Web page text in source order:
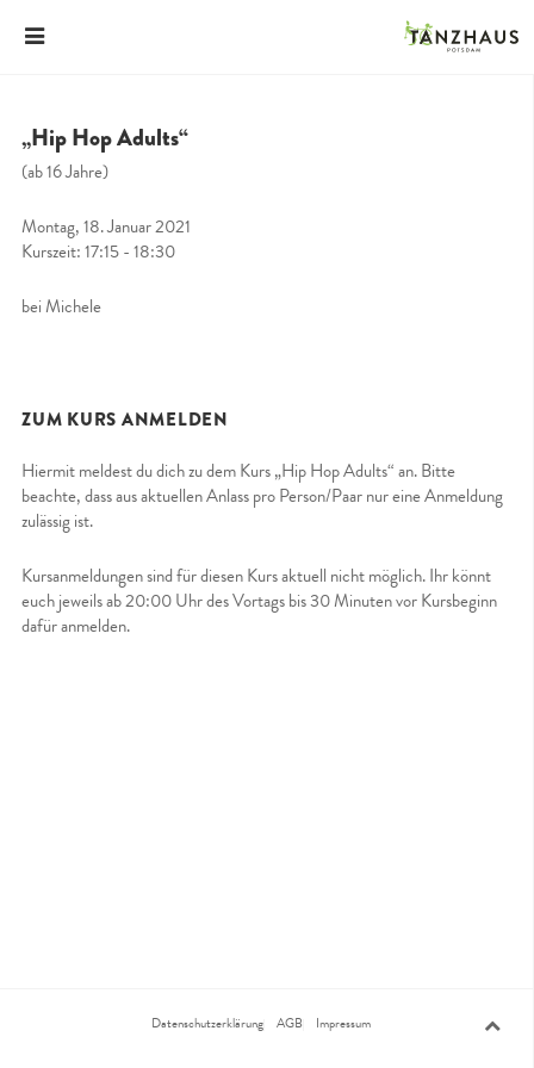
„Hip Hop Adults“
(ab 16 Jahre)
Montag, 18. Januar 2021
Kurszeit: 17:15 - 18:30
bei Michele
ZUM KURS ANMELDEN
Hiermit meldest du dich zu dem Kurs „Hip Hop Adults“ an. Bitte
beachte, dass aus aktuellen Anlass pro Person/Paar nur eine Anmeldung
zulässig ist.
Kursanmeldungen sind für diesen Kurs aktuell nicht möglich. Ihr könnt
euch jeweils ab 20:00 Uhr des Vortags bis 30 Minuten vor Kursbeginn
dafür anmelden.
Datenschutzerklärung AGB Impressum